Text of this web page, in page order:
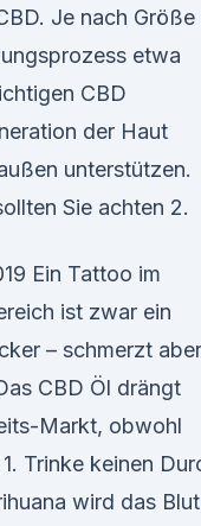
Je nach Größe
etwa
CBD
der Haut
unterstützen.
Sie achten 2.
Ein Tattoo im
ist zwar ein
– schmerzt aber
CBD Öl drängt
Markt, obwohl
Trinke keinen
wird das Blut